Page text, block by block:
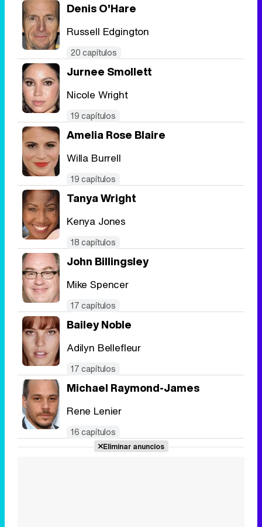
Denis O'Hare
Russell Edgington
20 capítulos
Jurnee Smollett
Nicole Wright
19 capítulos
Amelia Rose Blaire
Willa Burrell
19 capítulos
Tanya Wright
Kenya Jones
18 capítulos
John Billingsley
Mike Spencer
17 capítulos
Bailey Noble
Adilyn Bellefleur
17 capítulos
Michael Raymond-James
Rene Lenier
16 capítulos
Eliminar anuncios